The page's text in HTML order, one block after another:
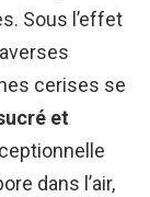
Sous l’effet
cerises se
et
dans l’air,